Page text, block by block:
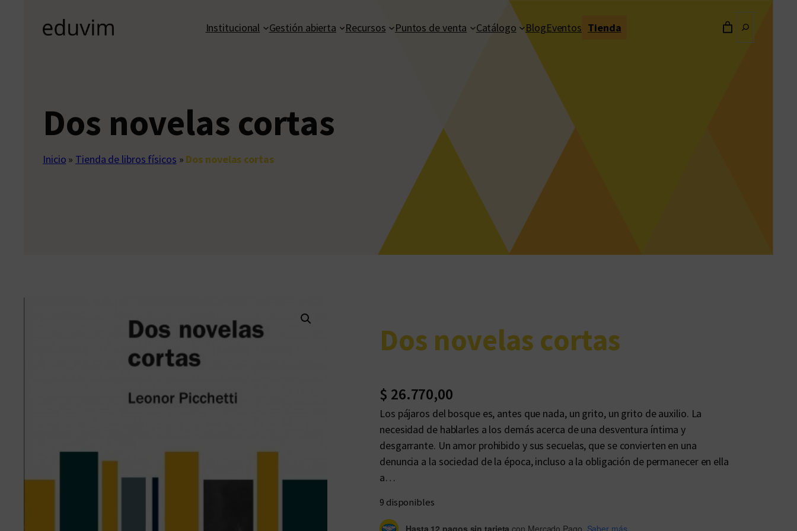
Institucional Gestión abierta Recursos Puntos de venta Catálogo BlogEventos Tienda
Dos novelas cortas
Inicio » Tienda de libros físicos » Dos novelas cortas
Dos novelas cortas
$ 26.770,00
Los pájaros del bosque es, antes que nada, un grito, un grito de auxilio. La
necesidad de hablarles a los demás acerca de una desventura íntima y
desgarrante. Un amor prohibido y sus secuelas, que se convierten en una
denuncia a la sociedad de la época, incluso a la obligación de permanecer en ella
a…
9 disponibles
Hasta 12 pagos sin tarjeta con Mercado Pago. Saber más